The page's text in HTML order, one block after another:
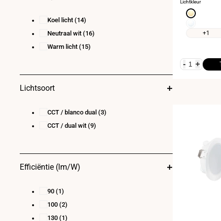
Lichtkleur
Warm
3000K+1
- +
Koel licht (14)
Neutraal wit (16)
Warm licht (15)
Lichtsoort
CCT / blanco dual (3)
CCT / dual wit (9)
Efficiëntie (lm/W)
90 (1)
100 (2)
130 (1)